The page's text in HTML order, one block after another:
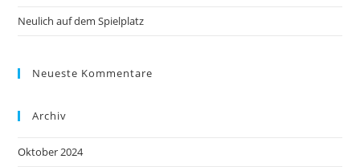
Neulich auf dem Spielplatz
Neueste Kommentare
Archiv
Oktober 2024